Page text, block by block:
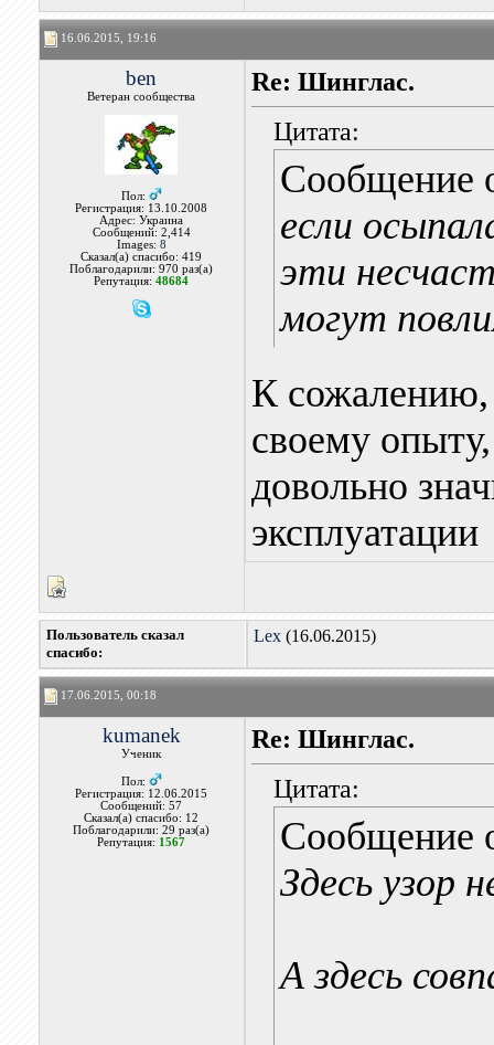
16.06.2015, 19:16
ben
Ветеран сообщества
Пол:
Регистрация: 13.10.2008
Адрес: Украина
Сообщений: 2,414
Images: 8
Сказал(а) спасибо: 419
Поблагодарили: 970 раз(а)
Репутация:48684
Re: Шинглас.
Цитата:
Сообщение
если
эти
могут
К
своему
довольно
эксплуатации
Пользователь сказал
cпасибо:
Lex(16.06.2015)
17.06.2015, 00:18
kumanek
Ученик
Пол:
Регистрация: 12.06.2015
Сообщений: 57
Сказал(а) спасибо: 12
Поблагодарили: 29 раз(а)
Репутация: 1567
Re: Шинглас.
Цитата:
Сообщение
Здесь узор
А здесь